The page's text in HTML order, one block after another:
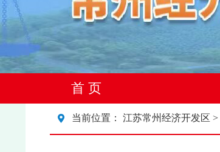
首 页
当前位置： 江苏常州经济开发区 >